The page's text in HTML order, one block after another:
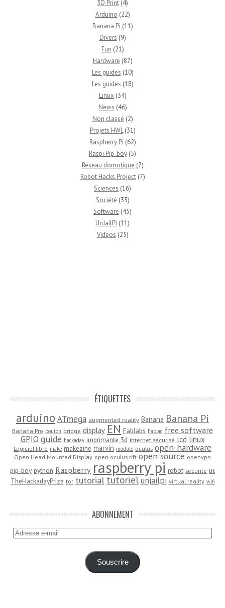
3D Print (4)
Arduino (22)
Banana Pi (11)
Divers (9)
Fun (21)
Hardware (87)
Les guides (10)
Les guides (18)
Linux (34)
News (46)
Non classé (2)
Projets HWL(31)
Raspberry Pi (62)
Raspi Pip-boy (5)
Réseau domotique (7)
Robot Hacks Project(7)
Sciences (16)
Société (33)
Software (45)
UnJailPi (11)
Videos (25)
ÉTIQUETTES
arduino ATmega augmented reality Banana Banana Pi
Banana Pro bouton bridge display EN Fablabs Fablac free software
GPIO guide hackaday imprimante 3d internet sécurisé lcd linux
Logiciel libre make makezine marvin module oculus open-hardware
Open Head Mounted Display open oculus rift open source openvpn
pip-boy python Raspberry raspberry pi robot securité tft
TheHackadayPrize tor tutorial tutoriel unjailpi virtual reality wifi
ABONNEMENT
Adresse
Souscrire